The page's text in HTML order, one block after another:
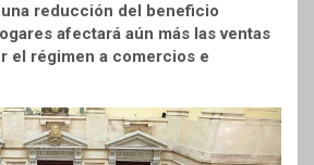
reducción del beneficio
afectará aún más las ventas
el régimen a comercios e